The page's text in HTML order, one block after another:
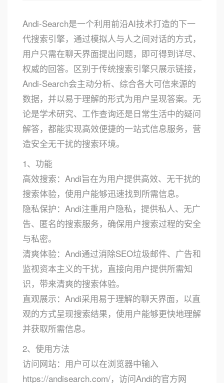
Andi-Search是一个利用前沿AI技术打造的下一
代搜索引擎，通过模拟人与人之间对话的方式，
用户只需在聊天界面提出问题，即可得到详尽、
权威的回答。区别于传统搜索引擎只展示链接，
Andi-Search会主动分析、综合各大可信来源的
数据，并以易于理解的形式为用户呈现答案。无
论是学术研究、工作查询还是日常生活中的疑问
解答，都能实现高效便捷的一站式信息服务，营
造安全无干扰的搜索环境。
1、功能
高效搜索：Andi旨在为用户提供高效、无干扰的
搜索体验，使用户能够迅速找到所需信息。
隐私保护：Andi注重用户隐私，提供私人、无广
告、匿名的搜索服务，确保用户搜索过程的安全
与私密。
清爽体验：Andi通过消除SEO垃圾邮件、广告和
监视资本主义的干扰，直接向用户提供所需知
识，带来清爽的搜索体验。
直观展示：Andi采用易于理解的聊天界面，以直
观的方式呈现搜索结果，使用户能够更快地理解
并获取所需信息。
2、使用方法
访问网站：用户可以在浏览器中输入
https://andisearch.com/，访问Andi的官方网